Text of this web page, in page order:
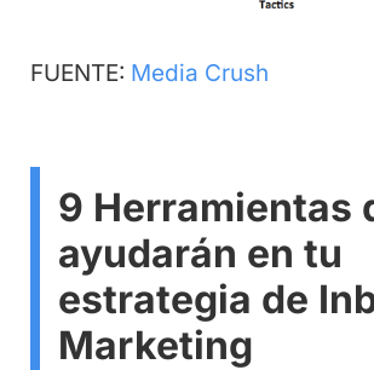
FUENTE: Media Crush
9 Herramientas
ayudarán en tu
estrategia de
Marketing